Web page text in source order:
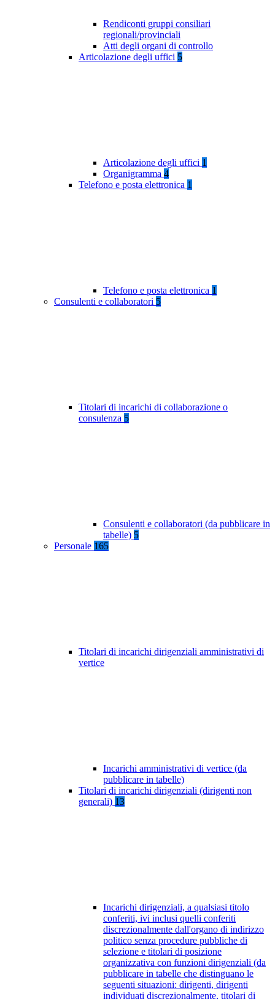
Rendiconti gruppi consiliari
regionali/provinciali
Atti degli organi di controllo
Articolazione degli uffici 5
Articolazione degli uffici 1
Organigramma 4
Telefono e posta elettronica 1
Telefono e posta elettronica 1
Consulenti e collaboratori 5
Titolari di incarichi di collaborazione o
consulenza 5
Consulenti e collaboratori (da pubblicare in
tabelle) 5
Personale 165
Titolari di incarichi dirigenziali amministrativi di
vertice
Incarichi amministrativi di vertice (da
pubblicare in tabelle)
Titolari di incarichi dirigenziali (dirigenti non
generali) 13
Incarichi dirigenziali, a qualsiasi titolo
conferiti, ivi inclusi quelli conferiti
discrezionalmente dall'organo di indirizzo
politico senza procedure pubbliche di
selezione e titolari di posizione
organizzativa con funzioni dirigenziali (da
pubblicare in tabelle che distinguano le
seguenti situazioni: dirigenti, dirigenti
individuati discrezionalmente, titolari di